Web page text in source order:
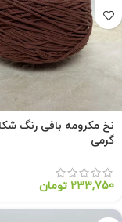
گرمی
233,750 تومان